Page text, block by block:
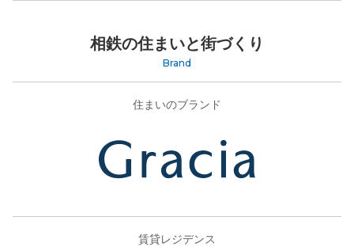
相鉄の住まいと街づくり
Brand
住まいのブランド
賃貸レジデンス